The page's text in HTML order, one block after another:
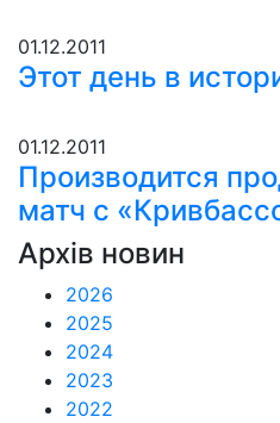
01.12.2011
Этот день в
01.12.2011
Производится
матч с
Архів новин
2026
2025
2024
2023
2022